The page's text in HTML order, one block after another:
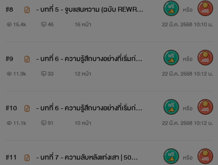
เขา...เงียบขรึม
และเขา
#8
- บทที่ 5 - จูบแสนหวาม (ฉบับ REWRIT
E)
15.4k 46 16 หน้า 22 มี.ค. 2568 10:10 น.
หรือ 400
#9
- บทที่ 6 - ความรู้สึกบางอย่างที่เริ่มก่อ
ตัวขึ้น | 50% (ฉบับ REWRITE)
11.9k 33 12 หน้า 22 มี.ค. 2568 10:12 น.
หรือ 400
#10
- บทที่ 6 - ความรู้สึกบางอย่างที่เริ่มก่อ
ตัวขึ้น | 100% (ฉบับ REWRITE)
11.1k 91 10 หน้า 22 มี.ค. 2568 10:12 น.
หรือ 400
#11
- บทที่ 7 - ความลับหลังแท่งเสา | 50%
หรือ 400